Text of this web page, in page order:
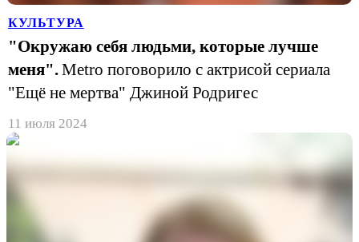
КУЛЬТУРА
"Окружаю себя людьми, которые лучше
меня".Metro поговорило с актрисой сериала
"Ещё не мертва" Джиной Родригес
11 июля 2024